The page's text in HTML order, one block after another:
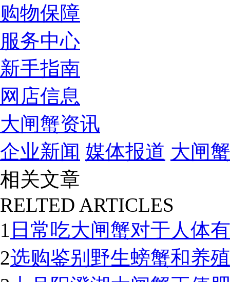
购物保障
服务中心
新手指南
网店信息
大闸蟹资讯
企业新闻 媒体报道 大闸
相关文章
RELTED ARTICLES
1 日常吃大闸蟹对于人体
2选购鉴别野生螃蟹和养